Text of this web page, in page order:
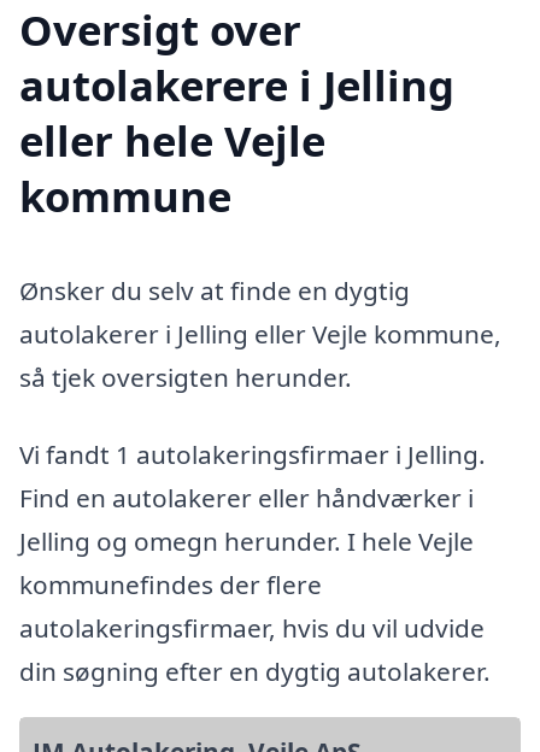
Oversigt over
autolakerere i Jelling
eller hele Vejle
kommune
Ønsker du selv at finde en dygtig
autolakerer i Jelling eller Vejle kommune,
så tjek oversigten herunder.
Vi fandt 1 autolakeringsfirmaer i Jelling.
Find en autolakerer eller håndværker i
Jelling og omegn herunder. I hele Vejle
kommunefindes der flere
autolakeringsfirmaer, hvis du vil udvide
din søgning efter en dygtig autolakerer.